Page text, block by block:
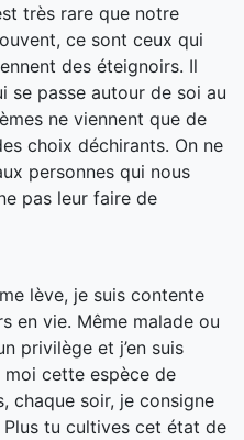
très rare que notre
ce sont ceux qui
des éteignoirs. Il
se passe autour de soi au
ne viennent que de
choix déchirants. On ne
personnes qui nous
pas leur faire de
lève, je suis contente
en vie. Même malade ou
privilège et j’en suis
cette espèce de
chaque soir, je consigne
tu cultives cet état de